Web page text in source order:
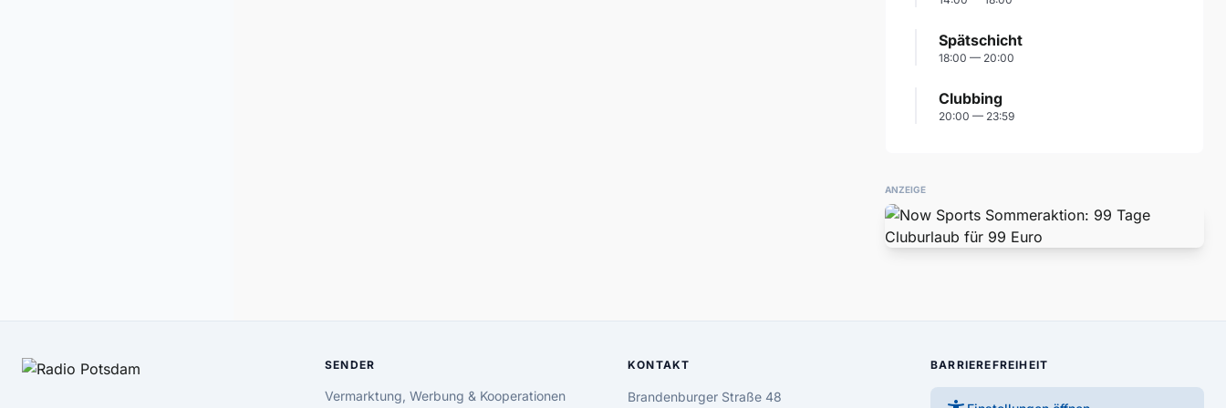
Spätschicht
18:00 — 20:00
Clubbing
20:00 — 23:59
ANZEIGE
SENDER
Vermarktung, Werbung & Kooperationen
KONTAKT
Brandenburger Straße 48
BARRIEREFREIHEIT